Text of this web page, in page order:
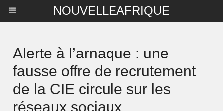
NOUVELLEAFRIQUE
Alerte à l’arnaque : une
fausse offre de recrutement
de la CIE circule sur les
réseaux sociaux